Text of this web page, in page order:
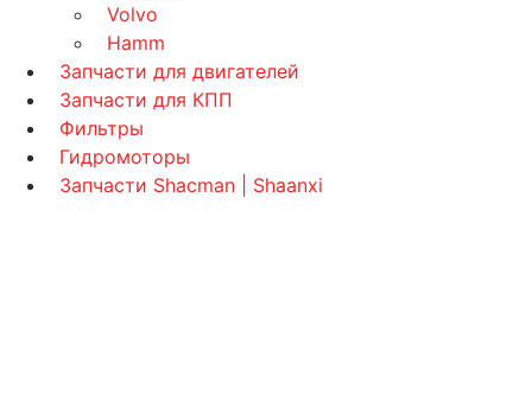
Volvo
Hamm
Запчасти для двигателей
Запчасти для КПП
Фильтры
Гидромоторы
Запчасти Shacman | Shaanxi